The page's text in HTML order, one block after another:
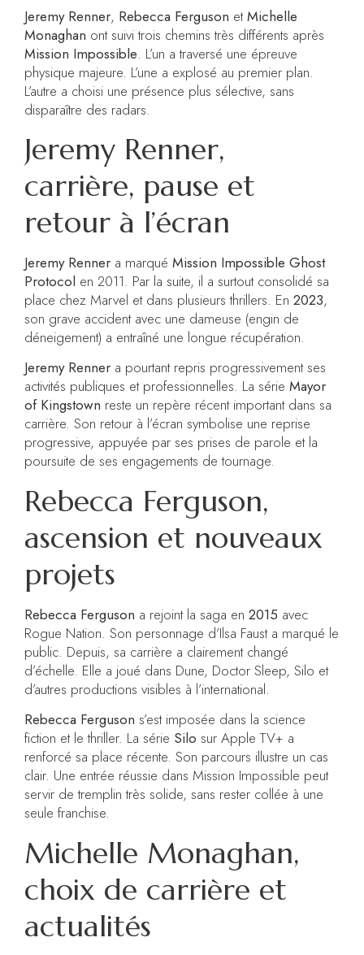
Jeremy Renner, Rebecca Ferguson etMichelle
Monaghan ont suivi trois chemins très différents après
Mission Impossible. L’un a traversé une épreuve
physique majeure. L’une a explosé au premier plan.
L’autre a choisi une présence plus sélective, sans
disparaître des radars.
Jeremy Renner,
carrière, pause et
retour à l’écran
Jeremy Renner a marqué Mission Impossible Ghost
Protocol en 2011. Par la suite, il a surtout consolidé sa
place chez Marvel et dans plusieurs thrillers. En 2023,
son grave accident avec une dameuse (engin de
déneigement) a entraîné une longue récupération.
Jeremy Renner a pourtant repris progressivement ses
activités publiques et professionnelles. La série Mayor
of Kingstown reste un repère récent important dans sa
carrière. Son retour à l’écran symbolise une reprise
progressive, appuyée par ses prises de parole et la
poursuite de ses engagements de tournage.
Rebecca Ferguson,
ascension et nouveaux
projets
Rebecca Ferguson a rejoint la saga en 2015 avec
Rogue Nation. Son personnage d’Ilsa Faust a marqué le
public. Depuis, sa carrière a clairement changé
d’échelle. Elle a joué dans Dune, Doctor Sleep, Silo et
d’autres productions visibles à l’international.
Rebecca Ferguson s’est imposée dans la science
fiction et le thriller. La série Silo sur Apple TV+ a
renforcé sa place récente. Son parcours illustre un cas
clair. Une entrée réussie dans Mission Impossible peut
servir de tremplin très solide, sans rester collée à une
seule franchise.
Michelle Monaghan,
choix de carrière et
actualités